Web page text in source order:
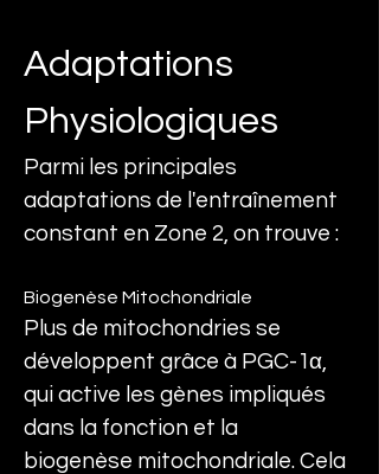
Adaptations
Physiologiques
Parmi les principales
adaptations de l'entraînement
constant en Zone 2, on trouve :
Biogenèse Mitochondriale
Plus de mitochondries se
développent grâce à PGC-1α,
qui active les gènes impliqués
dans la fonction et la
biogenèse mitochondriale. Cela